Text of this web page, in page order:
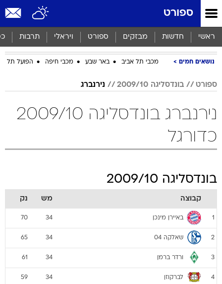
ספורט
ראשי חדשות מבזקים ספורט ויראלי תרבות
נושאים חמים מכבי תל אביב באר שבע מכבי חיפה הפועל תל
ספורט בונדסליגה 2009/10 נירנברג
נירנברג בונדסליגה 2009/10
כדורגל
בונדסליגה 2009/10
קבוצה מש נק
1 באיירן מינכן 34
70
2 שאלקה 04 34
65
3 ורדר ברמן 34
61
4 לברקוזן 34
59